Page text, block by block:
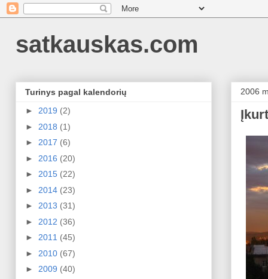
satkauskas.com
2006
Turinys pagal kalendorių
► 2019 (2)
► 2018 (1)
► 2017 (6)
► 2016 (20)
► 2015 (22)
► 2014 (23)
► 2013 (31)
► 2012 (36)
► 2011 (45)
► 2010 (67)
► 2009 (40)